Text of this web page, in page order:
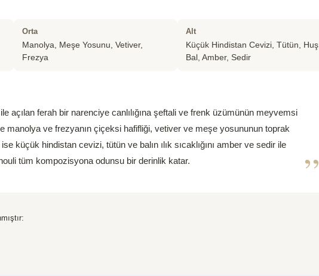
Orta
Manolya, Meşe Yosunu, Vetiver,
Frezya
Alt
Küçük Hindistan Cevizi, Tütün, Huş,
Bal, Amber, Sedir
açılan ferah bir narenciye canlılığına şeftali ve frenk üzümünün meyvemsi
manolya ve frezyanın çiçeksi hafifliği, vetiver ve meşe yosununun toprak
küçük hindistan cevizi, tütün ve balın ılık sıcaklığını amber ve sedir ile
tüm kompozisyona odunsu bir derinlik katar.
”